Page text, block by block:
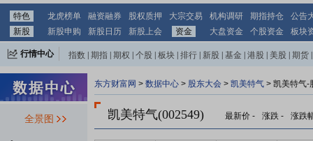
特色 龙虎榜单 融资融券 股权质押 大宗交易 机构调研 期指持仓
公告
新股
新股申购 新股日历 新股上会 资金 大盘资金 个股资金 板块
行情中心 指数 期指 期权 个股 板块 排行 新股 基金 港股 美股 期货
全景图
东方财富网 > 数据中心 > 股东大会 > 凯美特气 > 凯美特气-
凯美特气(002549) 最新价 - 涨跌 - 涨跌